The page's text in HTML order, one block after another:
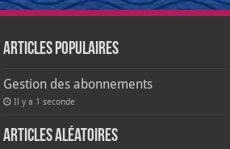
Articles populaires
Gestion des abonnements
Il y a 1 seconde
Articles aléatoires